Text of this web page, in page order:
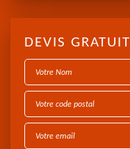
DEVIS GRATUIT